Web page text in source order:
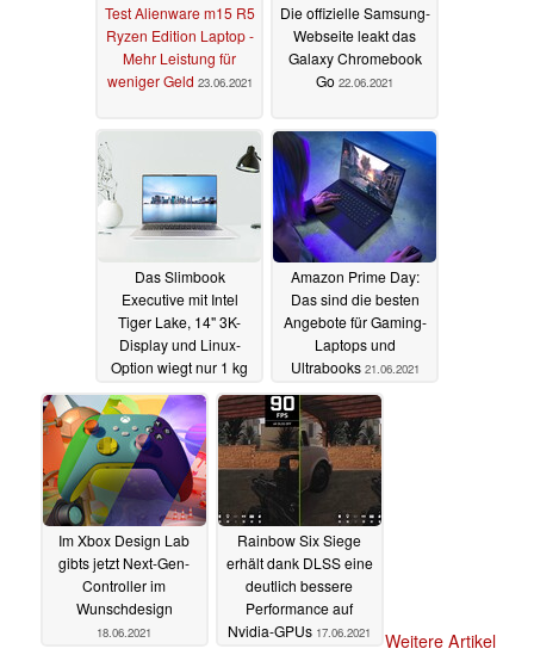
Test Alienware m15 R5
Ryzen Edition Laptop -
Mehr Leistung für
weniger Geld 23.06.2021
Die offizielle Samsung-
Webseite leakt das
Galaxy Chromebook
Go 22.06.2021
Das Slimbook
Executive mit Intel
Tiger Lake, 14" 3K-
Display und Linux-
Option wiegt nur 1 kg
21.06.2021
Amazon Prime Day:
Das sind die besten
Angebote für Gaming-
Laptops und
Ultrabooks 21.06.2021
Im Xbox Design Lab
gibts jetzt Next-Gen-
Controller im
Wunschdesign
18.06.2021
Rainbow Six Siege
erhält dank DLSS eine
deutlich bessere
Performance auf
Nvidia-GPUs 17.06.2021
Weitere Artikel